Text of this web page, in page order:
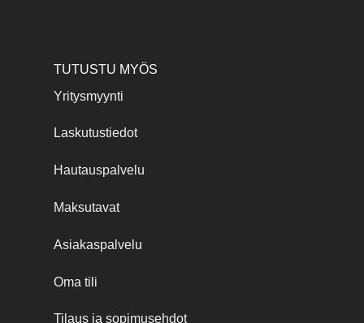
TUTUSTU MYÖS
Yritysmyynti
Laskutustiedot
Hautauspalvelu
Maksutavat
Asiakaspalvelu
Oma tili
Tilaus ja sopimusehdot